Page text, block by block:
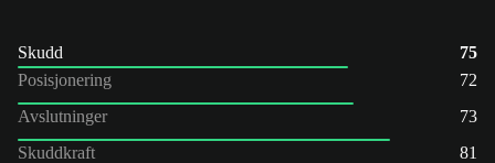
Skudd
75
Posisjonering
72
Avslutninger
73
Skuddkraft
81